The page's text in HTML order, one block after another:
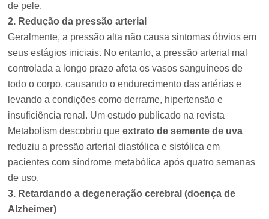
de pele.
2. Redução da pressão arterial
Geralmente, a pressão alta não causa sintomas óbvios em
seus estágios iniciais. No entanto, a pressão arterial mal
controlada a longo prazo afeta os vasos sanguíneos de
todo o corpo, causando o endurecimento das artérias e
levando a condições como derrame, hipertensão e
insuficiência renal. Um estudo publicado na revista
Metabolism descobriu queextrato de semente de uva
reduziu a pressão arterial diastólica e sistólica em
pacientes com síndrome metabólica após quatro semanas
de uso.
3. Retardando a degeneração cerebral (doença de
Alzheimer)